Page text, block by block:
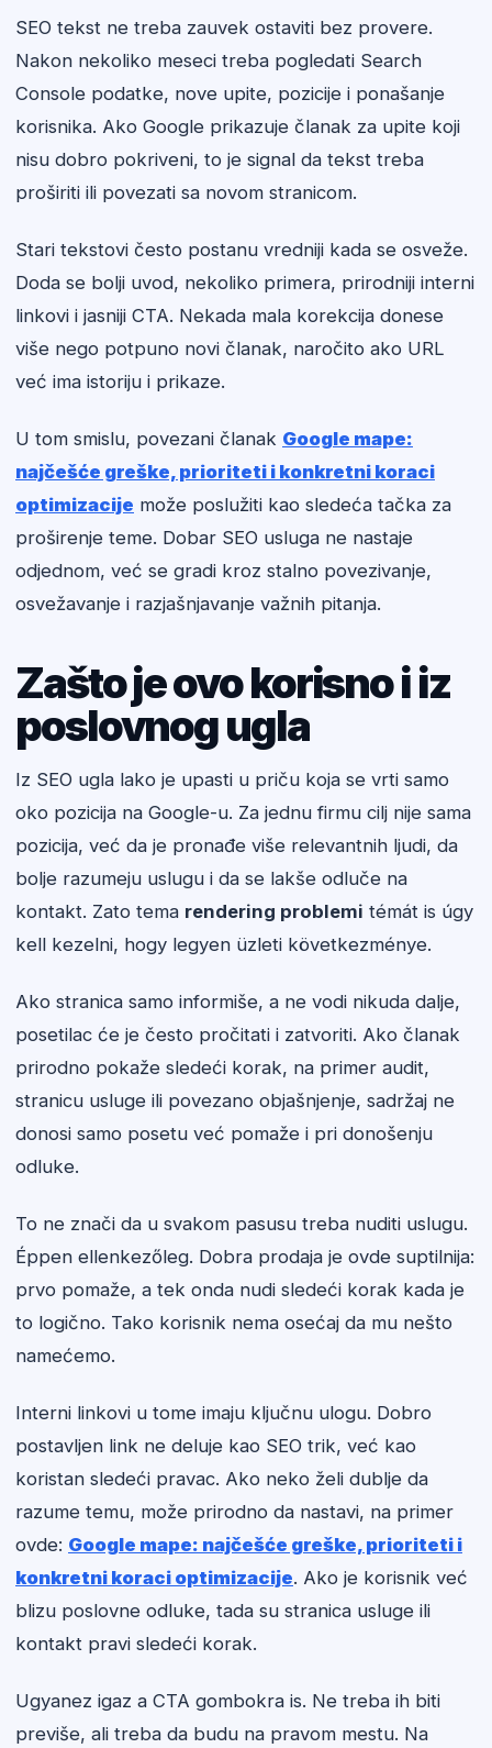
SEO tekst ne treba zauvek ostaviti bez provere.
Nakon nekoliko meseci treba pogledati Search
Console podatke, nove upite, pozicije i ponašanje
korisnika. Ako Google prikazuje članak za upite koji
nisu dobro pokriveni, to je signal da tekst treba
proširiti ili povezati sa novom stranicom.
Stari tekstovi često postanu vredniji kada se osveže.
Doda se bolji uvod, nekoliko primera, prirodniji interni
linkovi i jasniji CTA. Nekada mala korekcija donese
više nego potpuno novi članak, naročito ako URL
već ima istoriju i prikaze.
U tom smislu, povezani članak Google mape:
najčešće greške, prioriteti i konkretni koraci
optimizacije može poslužiti kao sledeća tačka za
proširenje teme. Dobar SEO usluga ne nastaje
odjednom, već se gradi kroz stalno povezivanje,
osvežavanje i razjašnjavanje važnih pitanja.
Zašto je ovo korisno i iz
poslovnog ugla
Iz SEO ugla lako je upasti u priču koja se vrti samo
oko pozicija na Google-u. Za jednu firmu cilj nije sama
pozicija, već da je pronađe više relevantnih ljudi, da
bolje razumeju uslugu i da se lakše odluče na
kontakt. Zato tema rendering problemi témát is úgy
kell kezelni, hogy legyen üzleti következménye.
Ako stranica samo informiše, a ne vodi nikuda dalje,
posetilac će je često pročitati i zatvoriti. Ako članak
prirodno pokaže sledeći korak, na primer audit,
stranicu usluge ili povezano objašnjenje, sadržaj ne
donosi samo posetu već pomaže i pri donošenju
odluke.
To ne znači da u svakom pasusu treba nuditi uslugu.
Éppen ellenkezőleg. Dobra prodaja je ovde suptilnija:
prvo pomaže, a tek onda nudi sledeći korak kada je
to logično. Tako korisnik nema osećaj da mu nešto
namećemo.
Interni linkovi u tome imaju ključnu ulogu. Dobro
postavljen link ne deluje kao SEO trik, već kao
koristan sledeći pravac. Ako neko želi dublje da
razume temu, može prirodno da nastavi, na primer
ovde: Google mape: najčešće greške, prioriteti i
konkretni koraci optimizacije. Ako je korisnik već
blizu poslovne odluke, tada su stranica usluge ili
kontakt pravi sledeći korak.
Ugyanez igaz a CTA gombokra is. Ne treba ih biti
previše, ali treba da budu na pravom mestu. Na